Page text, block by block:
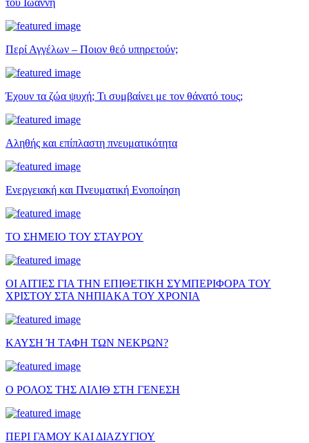
Περί Αγγέλων – Ποιον θεό υπηρετούν;
Έχουν τα ζώα ψυχή; Τι συμβαίνει με τον θάνατό τους;
Αληθής και επίπλαστη πνευματικότητα
Ενεργειακή και Πνευματική Ενοποίηση
ΤΟ ΣΗΜΕΙΟ ΤΟΥ ΣΤΑΥΡΟΥ
ΟΙ ΑΙΤΙΕΣ ΓΙΑ ΤΗΝ ΕΠΙΘΕΤΙΚΗ ΣΥΜΠΕΡΙΦΟΡΑ ΤΟΥ
ΧΡΙΣΤΟΥ ΣΤΑ ΝΗΠΙΑΚΑ ΤΟΥ ΧΡΟΝΙΑ
ΚΑΥΣΗ Ή ΤΑΦΗ ΤΩΝ ΝΕΚΡΩΝ?
Ο ΡΟΛΟΣ ΤΗΣ ΛΙΛΙΘ ΣΤΗ ΓΕΝΕΣΗ
ΠΕΡΙ ΓΑΜΟΥ ΚΑΙ ΔΙΑΖΥΓΙΟΥ